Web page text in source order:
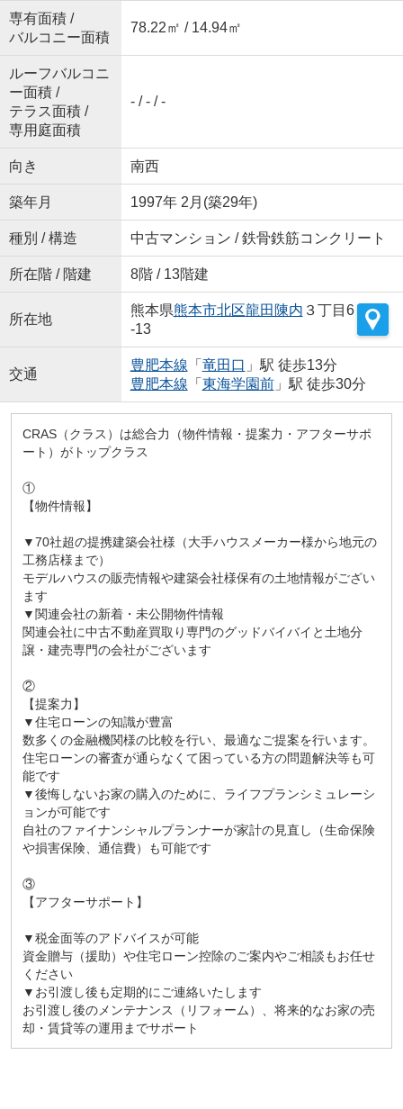
専有面積 /
バルコニー面積
78.22㎡ / 14.94㎡
ルーフバルコニ
ー面積 /
テラス面積 /
専用庭面積
- / - / -
向き 南西
築年月 1997年 2月(築29年)
種別 / 構造 中古マンション / 鉄骨鉄筋コンクリート
所在階 / 階建 8階 / 13階建
所在地
熊本県熊本市北区龍田陳内 ３丁目6
-13
交通
豊肥本線 「 竜田口 」駅 徒歩13分
豊肥本線 「 東海学園前」駅 徒歩30分
CRAS（クラス）は総合力（物件情報・提案力・アフターサポ
ート）がトップクラス
①
【物件情報】
▼70社超の提携建築会社様（大手ハウスメーカー様から地元の
工務店様まで）
モデルハウスの販売情報や建築会社様保有の土地情報がござい
ます
▼関連会社の新着・未公開物件情報
関連会社に中古不動産買取り専門のグッドバイバイと土地分
譲・建売専門の会社がございます
②
【提案力】
▼住宅ローンの知識が豊富
数多くの金融機関様の比較を行い、最適なご提案を行います。
住宅ローンの審査が通らなくて困っている方の問題解決等も可
能です
▼後悔しないお家の購入のために、ライフプランシミュレーシ
ョンが可能です
自社のファイナンシャルプランナーが家計の見直し（生命保険
や損害保険、通信費）も可能です
③
【アフターサポート】
▼税金面等のアドバイスが可能
資金贈与（援助）や住宅ローン控除のご案内やご相談もお任せ
ください
▼お引渡し後も定期的にご連絡いたします
お引渡し後のメンテナンス（リフォーム）、将来的なお家の売
却・賃貸等の運用までサポート